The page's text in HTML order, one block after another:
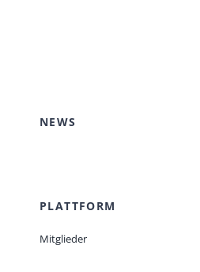
NEWS
PLATTFORM
Mitglieder